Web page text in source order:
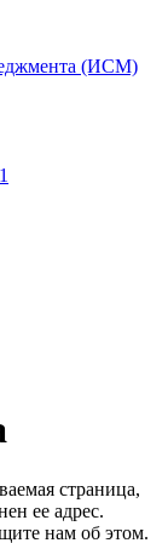
(ИСМ)
страница,
ее адрес.
нам об этом.